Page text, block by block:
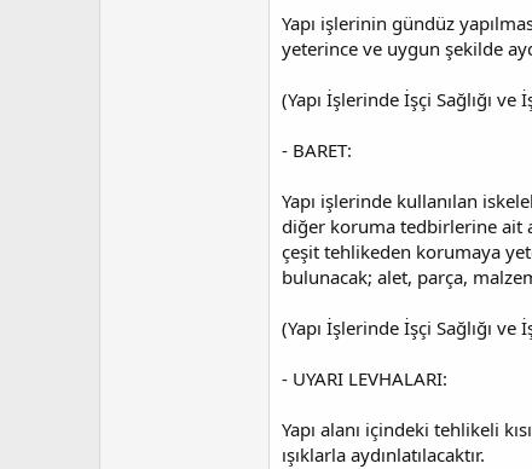
Yapı işlerinin gündüz
yeterince ve uygun şekilde
(Yapı İşlerinde İşçi Sağlığı
- BARET:
Yapı işlerinde kullanılan
diğer koruma tedbirlerine ait
çeşit tehlikeden korumaya
bulunacak; alet, parça,
(Yapı İşlerinde İşçi Sağlığı
- UYARI LEVHALARI:
Yapı alanı içindeki tehlikeli
ışıklarla aydınlatılacaktır.